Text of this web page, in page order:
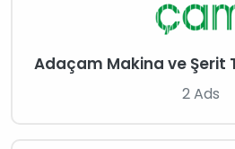
Adaçam Makina ve Şerit
2 Ads